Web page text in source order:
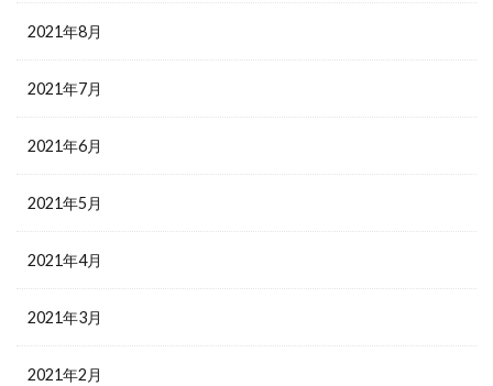
2021年8月
2021年7月
2021年6月
2021年5月
2021年4月
2021年3月
2021年2月